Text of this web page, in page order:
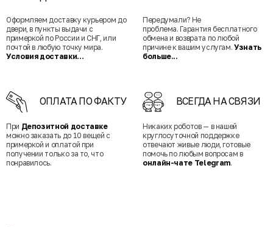
Оформляем доставку курьером до
двери, в пункты выдачи с
примеркой по России и СНГ, или
почтой в любую точку мира.
Условия доставки...
Передумали? Не
проблема. Гарантия бесплатного
обмена и возврата по любой
причине к вашим услугам. Узнать
больше...
ОПЛАТА ПО ФАКТУ
При Депозитной доставке
можно заказать до 10 вещей с
примеркой и оплатой при
получении только за то, что
понравилось.
ВСЕГДА НА СВЯЗИ
Никаких роботов — в нашей
круглосуточной поддержке
отвечают живые люди, готовые
помочь по любым вопросам в
онлайн-чате Telegram.